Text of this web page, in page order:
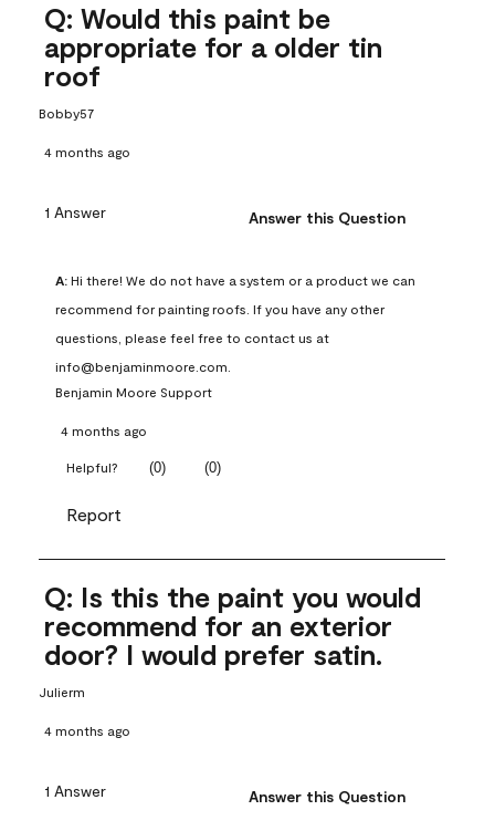
Q: Would this paint be
appropriate for a older tin
roof
Bobby57
4 months ago
1 Answer Answer this Question
A: Hi there! We do not have a system or a product we can
recommend for painting roofs. If you have any other
questions, please feel free to contact us at
info@benjaminmoore.com.
Benjamin Moore Support
4 months ago
Helpful? (0) (0)
Report
Q: Is this the paint you would
recommend for an exterior
door? I would prefer satin.
Julierm
4 months ago
1 Answer Answer this Question